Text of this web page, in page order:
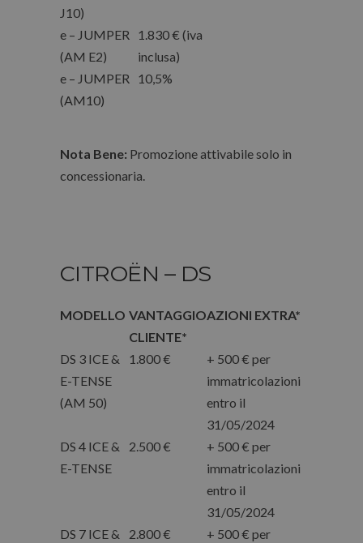
J10)
e – JUMPER
(AM E2)
1.830 € (iva
inclusa)
e – JUMPER
(AM10)
10,5%
Nota Bene: Promozione attivabile solo in
concessionaria.
CITROËN – DS
MODELLO VANTAGGIO
CLIENTE*
AZIONI EXTRA*
DS 3 ICE &
E-TENSE
(AM 50)
1.800 €
+ 500 € per
immatricolazioni
entro il
31/05/2024
DS 4 ICE &
E-TENSE
2.500 €
+ 500 € per
immatricolazioni
entro il
31/05/2024
DS 7 ICE &
2.800 €
+ 500 € per